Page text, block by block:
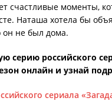
счастливые моменты,
Наташа хотела бы
он не был дома.
серию российского
онлайн и узнай
сериала